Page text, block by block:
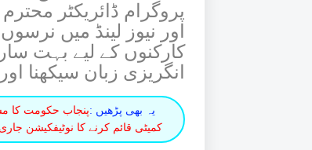
پروگرام ڈائریکٹر محترم
اور نیوز لینڈ میں
کارکنوں کے لیے بہت
انگریزی زبان سیکھنا اور IELTS یا OET پاس کرنا ہے۔
یہ بھی پڑھیں :پنجاب حکومت کا
کمیٹی قائم کرنے کا نوٹیفکیشن جاری